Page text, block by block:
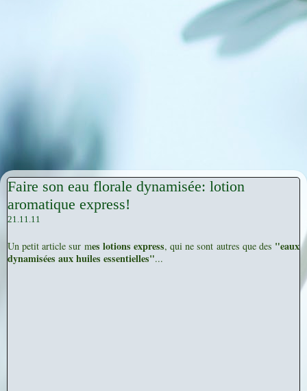
Faire son eau florale dynamisée: lotion
aromatique express!
21.11.11
Un petit article sur mes lotions express, qui ne sont autres que des "eaux
dynamisées aux huiles essentielles"...